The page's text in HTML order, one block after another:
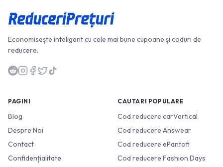
Economisește inteligent cu cele mai bune cupoane și coduri de
reducere.
PAGINI
Blog
Despre Noi
Contact
Confidențialitate
CAUTARI POPULARE
Cod reducere carVertical
Cod reducere Answear
Cod reducere ePantofi
Cod reducere Fashion Days